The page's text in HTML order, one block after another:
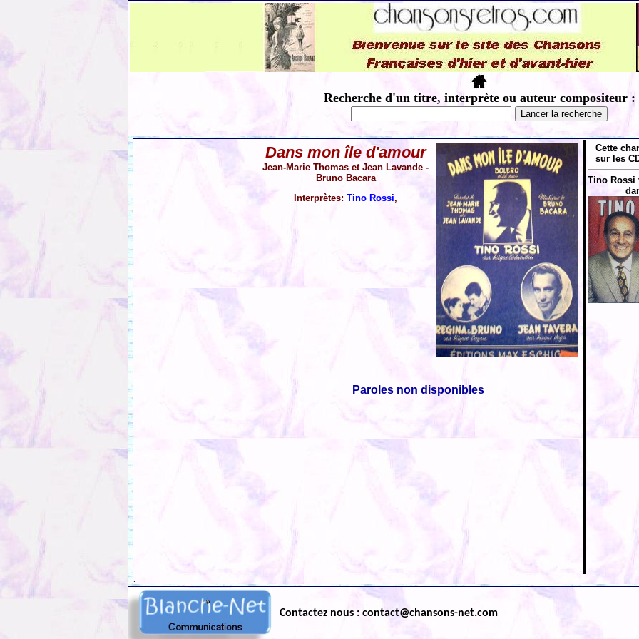
Recherche d'un titre, interprète ou auteur compositeur :
Dans mon île d'amour
Jean-Marie Thomas et Jean Lavande -
Bruno Bacara
Interprètes: Tino Rossi,
Paroles non disponibles
Cette
sur les
Tino Rossi
Contactez nous : contact@chansons-net.com